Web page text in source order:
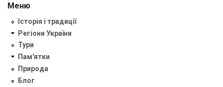
Меню
Історія і традиції
Регіони України
Тури
Пам'ятки
Природа
Блог